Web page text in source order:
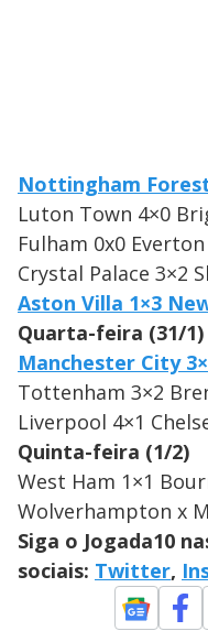
Nottingham
Luton Town 4×0
Fulham 0x0 Everton
Crystal Palace 3×2
Aston Villa 1×3
Quarta-feira (31/1)
Manchester City
Tottenham 3×2
Liverpool 4×1
Quinta-feira (1/2)
West Ham 1×1
Wolverhampton x
Siga o Jogada10
sociais: Twitter,